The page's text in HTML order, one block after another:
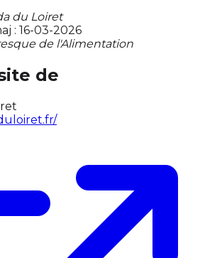
du Loiret
: 16-03-2026
de l'Alimentation
de